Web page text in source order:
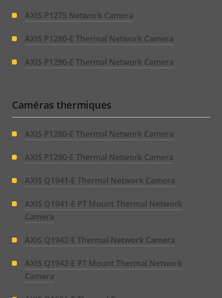
AXIS P1275 Network Camera
AXIS P1280-E Thermal Network Camera
AXIS P1290-E Thermal Network Camera
Caméras thermiques
AXIS P1280-E Thermal Network Camera
AXIS P1290-E Thermal Network Camera
AXIS Q1941-E Thermal Network Camera
AXIS Q1941-E PT Mount Thermal Network
Camera
AXIS Q1942-E Thermal Network Camera
AXIS Q1942-E PT Mount Thermal Network
Camera